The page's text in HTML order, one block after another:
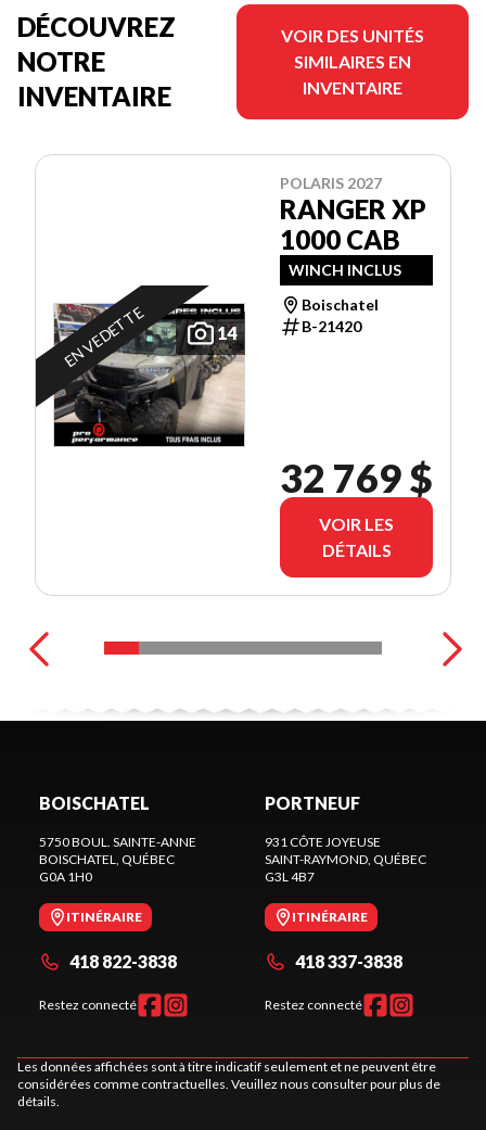
DÉCOUVREZ
NOTRE
INVENTAIRE
VOIR DES UNITÉS
SIMILAIRES EN
INVENTAIRE
14
EN VEDETTE
POLARIS 2027
RANGER XP
1000 CAB
WINCH INCLUS
Boischatel
B-21420
32 769 $
VOIR LES
DÉTAILS
BOISCHATEL
5750 BOUL. SAINTE-ANNE
BOISCHATEL, QUÉBEC
G0A 1H0
ITINÉRAIRE
418 822-3838
Restez connecté
PORTNEUF
931 CÔTE JOYEUSE
SAINT-RAYMOND, QUÉBEC
G3L 4B7
ITINÉRAIRE
418 337-3838
Restez connecté
Les données affichées sont à titre indicatif seulement et ne peuvent être
considérées comme contractuelles. Veuillez nous consulter pour plus de
détails.